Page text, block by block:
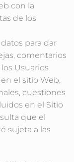
con la
de los
para dar
comentarios
Usuarios
el sitio Web,
cuestiones
en el Sitio
que el
sujeta a las